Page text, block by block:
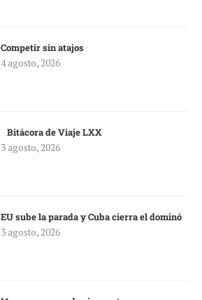
Competir sin atajos
4 agosto, 2026
Bitácora de Viaje LXX
3 agosto, 2026
EU sube la parada y Cuba cierra el dominó
3 agosto, 2026